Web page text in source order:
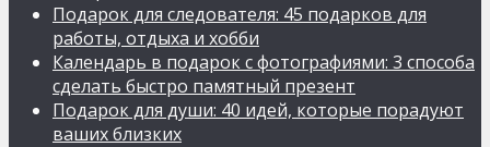
Подарок для следователя: 45 подарков для
работы, отдыха и хобби
Календарь в подарок с фотографиями: 3 способа
сделать быстро памятный презент
Подарок для души: 40 идей, которые порадуют
ваших близких